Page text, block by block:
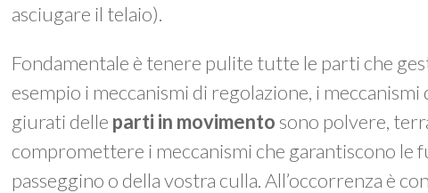
asciugare il telaio).
Fondamentale è tenere pulite tutte le parti che
esempio i meccanismi di regolazione, i
giurati delle parti in movimento sono polvere,
compromettere i meccanismi che garantiscono le
passeggino o della vostra culla. All’occorrenza è